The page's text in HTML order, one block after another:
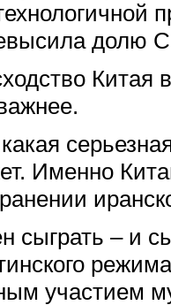
долю
Китая
Именно
сыграть – и
участием